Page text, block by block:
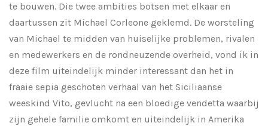
te bouwen. Die twee ambities botsen met elkaar en
daartussen zit Michael Corleone geklemd. De worsteling
van Michael te midden van huiselijke problemen, rivalen
en medewerkers en de rondneuzende overheid, vond ik in
deze film uiteindelijk minder interessant dan het in
fraaie sepia geschoten verhaal van het Siciliaanse
weeskind Vito, gevlucht na een bloedige vendetta waarbij
zijn gehele familie omkomt en uiteindelijk in Amerika